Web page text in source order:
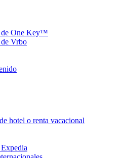
de One Key™
Vrbo
hotel o renta vacacional